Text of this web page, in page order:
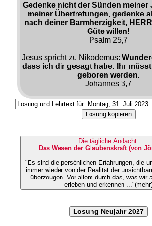
Gedenke nicht der Sünden meiner
meiner Übertretungen, gedenke
nach deiner Barmherzigkeit,
Güte willen!
Psalm 25,7
Jesus spricht zu Nikodemus:
dass ich dir gesagt habe: Ihr
geboren werden.
Johannes 3,7
Losung kopieren
Die tägliche Andacht
Das Wesen der Glaubenskraft (von
"Es sind die persönlichen Erfahrungen, die
immer wieder von der Realität der
überzeugen. Vor allem durch das, was wir an uns selbst
erleben und erkennen ..."(mehr)
Losung Neujahr 2027